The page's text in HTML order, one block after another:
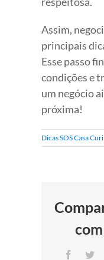
Assim,
principais
Esse passo
condições e
um negócio
próxima!
Dicas SOS Casa